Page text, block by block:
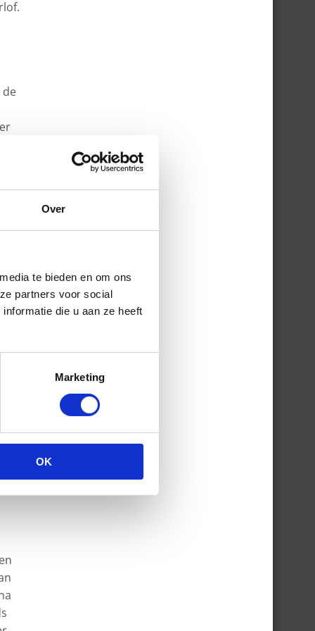
Over
te bieden en om ons
partners voor social
die u aan ze heeft
Marketing
OK
de